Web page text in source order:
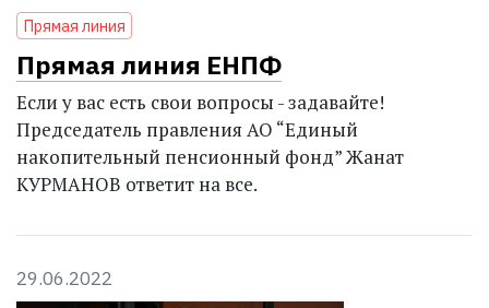
Прямая линия
Прямая линия ЕНПФ
Если у вас есть свои вопросы - задавайте!
Председатель правления АО “Единый
накопительный пенсионный фонд” Жанат
КУРМАНОВ ответит на все.
29.06.2022